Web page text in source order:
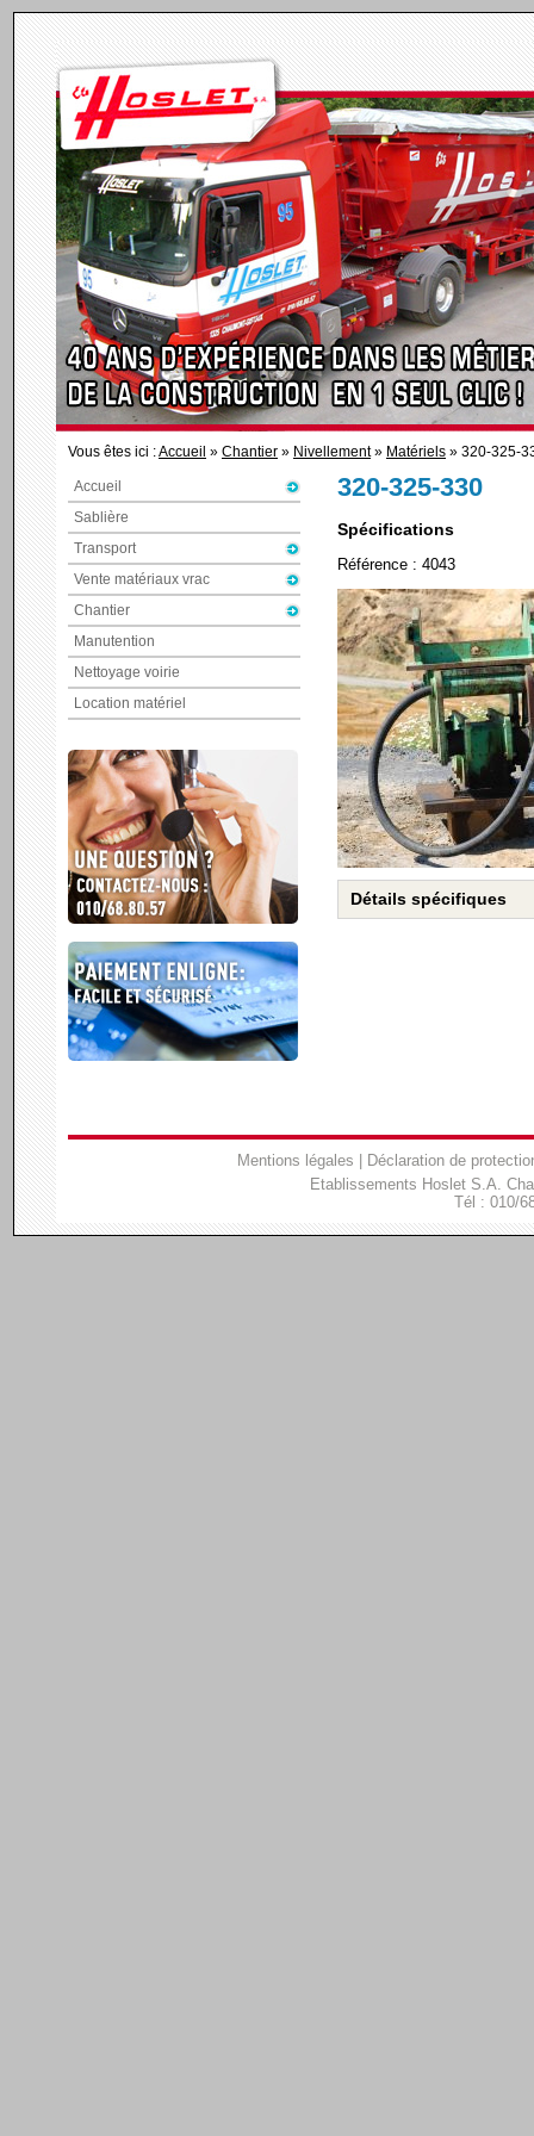
Vous êtes ici :Accueil » Chantier » Nivellement» Matériels » 320-325-
Accueil
Sablière
Transport
Vente matériaux vrac
Chantier
Manutention
Nettoyage voirie
Location matériel
320-325-330
Spécifications
Référence : 4043
Détails spécifiques
Mentions légales
Déclaration de
Etablissements Hoslet S.A.
Tél : 010/